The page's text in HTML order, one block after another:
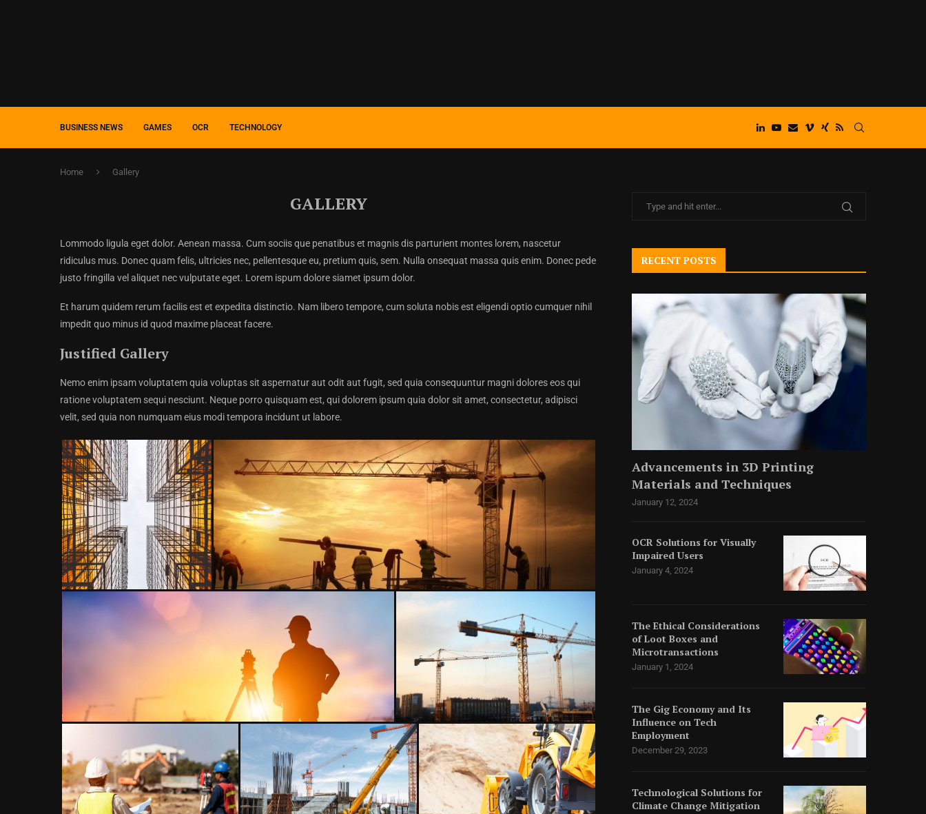
BUSINESS NEWS GAMES OCR TECHNOLOGY
Home Gallery
GALLERY
Lommodo ligula eget dolor. Aenean massa. Cum sociis que penatibus et magnis dis parturient montes lorem, nascetur
ridiculus mus. Donec quam felis, ultricies nec, pellentesque eu, pretium quis, sem. Nulla onsequat massa quis enim. Donec pede
justo fringilla vel aliquet nec vulputate eget. Lorem ispum dolore siamet ipsum dolor.
Et harum quidem rerum facilis est et expedita distinctio. Nam libero tempore, cum soluta nobis est eligendi optio cumquer nihil
impedit quo minus id quod maxime placeat facere.
Justified Gallery
Nemo enim ipsam voluptatem quia voluptas sit aspernatur aut odit aut fugit, sed quia consequuntur magni dolores eos qui
ratione voluptatem sequi nesciunt. Neque porro quisquam est, qui dolorem ipsum quia dolor sit amet, consectetur, adipisci
velit, sed quia non numquam eius modi tempora incidunt ut labore.
RECENT POSTS
Advancements in 3D Printing
Materials and Techniques
January 12, 2024
OCR Solutions for Visually
Impaired Users
January 4, 2024
The Ethical Considerations
of Loot Boxes and
Microtransactions
January 1, 2024
The Gig Economy and Its
Influence on Tech
Employment
December 29, 2023
Technological Solutions for
Climate Change Mitigation